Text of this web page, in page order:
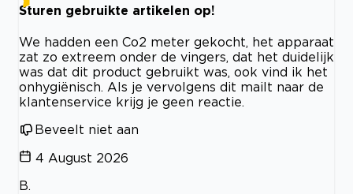
Sturen gebruikte artikelen op!
We hadden een Co2 meter gekocht, het apparaat
zat zo extreem onder de vingers, dat het duidelijk
was dat dit product gebruikt was, ook vind ik het
onhygiënisch. Als je vervolgens dit mailt naar de
klantenservice krijg je geen reactie.
Beveelt niet aan
4 August 2026
B.